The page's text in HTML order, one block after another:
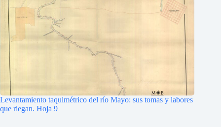
Levantamiento taquimétrico del río Mayo: sus tomas y labores
que riegan. Hoja 9